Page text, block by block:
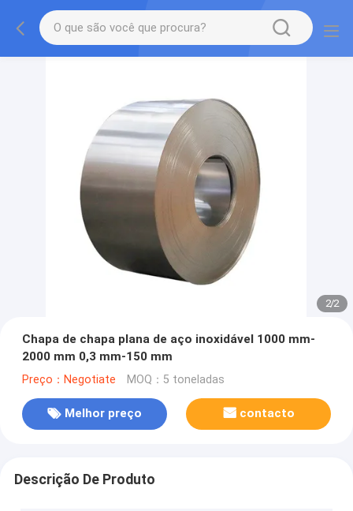
2/2
Chapa de chapa plana de aço inoxidável 1000 mm-
2000 mm 0,3 mm-150 mm
Preço：Negotiate MOQ：5 toneladas
Melhor preço contacto
Descrição De Produto